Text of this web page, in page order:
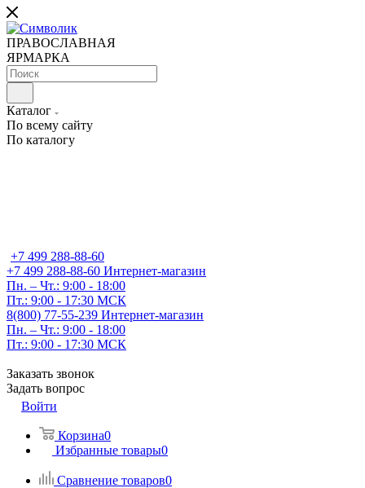
ПРАВОСЛАВНАЯ
ЯРМАРКА
Каталог
По всему сайту
По каталогу
+7 499 288-88-60
+7 499 288-88-60 Интернет-магазин
Пн. – Чт.: 9:00 - 18:00
Пт.: 9:00 - 17:30 МСК
8(800) 77-55-239 Интернет-магазин
Пн. – Чт.: 9:00 - 18:00
Пт.: 9:00 - 17:30 МСК
Заказать звонок
Задать вопрос
Войти
Корзина0
Избранные товары0
Сравнение товаров0